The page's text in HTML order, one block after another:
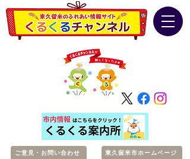
ご意見・お問い合わせ 東久留米市ホームページ